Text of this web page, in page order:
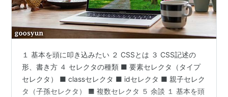
１ 基本を頭に叩き込みたい ２ CSSとは ３ CSS記述の
形、書き方 ４ セレクタの種類 ■ 要素セレクタ（タイプ
セレクタ） ■ classセレクタ ■ idセレクタ ■ 親子セレク
タ（子孫セレクタ） ■ 複数セレクタ ５ 余談 １ 基本を頭